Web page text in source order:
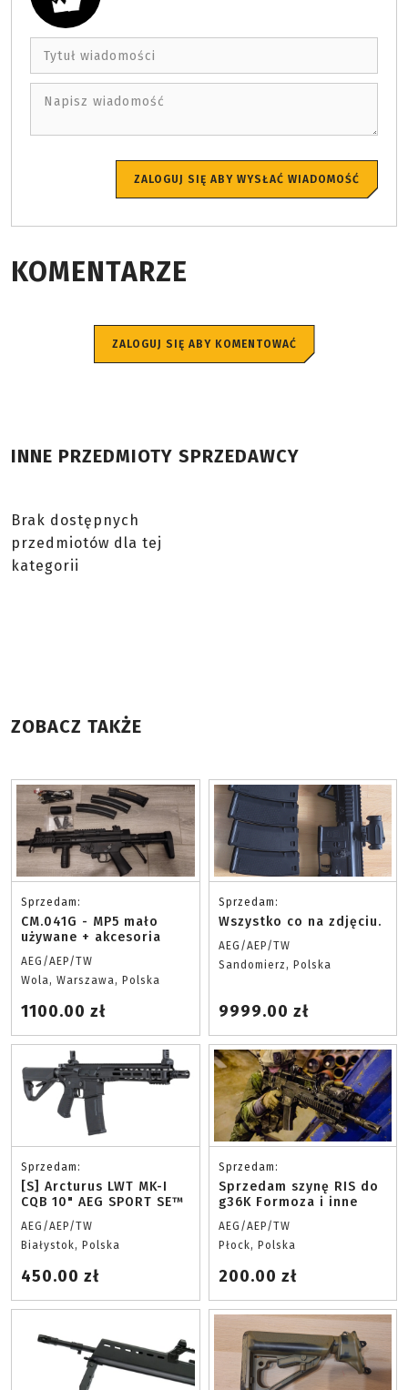
Tytuł wiadomości
Napisz wiadomość
ZALOGUJ SIĘ ABY WYSŁAĆ WIADOMOŚĆ
KOMENTARZE
ZALOGUJ SIĘ ABY KOMENTOWAĆ
INNE PRZEDMIOTY SPRZEDAWCY
Brak dostępnych
przedmiotów dla tej
kategorii
ZOBACZ TAKŻE
Sprzedam:
CM.041G - MP5 mało
używane + akcesoria
AEG/AEP/TW
Wola, Warszawa, Polska
1100.00 zł
Sprzedam:
Wszystko co na zdjęciu.
AEG/AEP/TW
Sandomierz, Polska
9999.00 zł
Sprzedam:
[S] Arcturus LWT MK-I
CQB 10" AEG SPORT SE™
AEG/AEP/TW
Białystok, Polska
450.00 zł
Sprzedam:
Sprzedam szynę RIS do
g36K Formoza i inne
AEG/AEP/TW
Płock, Polska
200.00 zł